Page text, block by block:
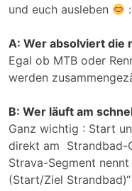
und euch ausleben
:
A: Wer absolviert die
Egal ob MTB oder
werden
B: Wer läuft am
Ganz wichtig : Start
direkt am Strandbad-
Strava-Segment nennt
(Start/Ziel